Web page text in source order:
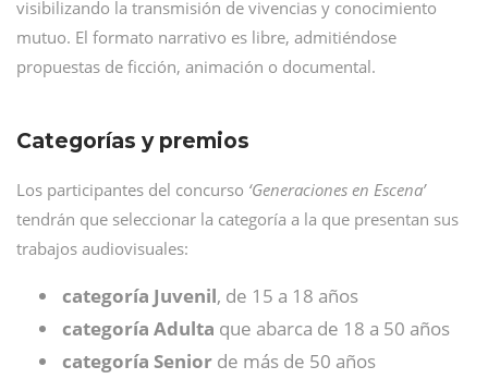
visibilizando la transmisión de vivencias y conocimiento
mutuo. El formato narrativo es libre, admitiéndose
propuestas de ficción, animación o documental.
Categorías y premios
Los participantes del concurso ‘Generaciones en Escena’
tendrán que seleccionar la categoría a la que presentan sus
trabajos audiovisuales:
categoría Juvenil, de 15 a 18 años
categoría Adulta que abarca de 18 a 50 años
categoría Senior de más de 50 años